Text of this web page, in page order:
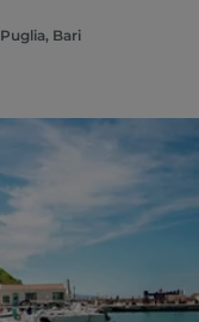
Puglia, Bari